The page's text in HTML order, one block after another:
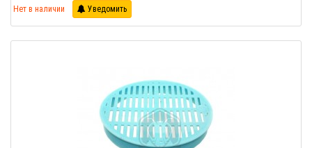
Нет в наличии Уведомить